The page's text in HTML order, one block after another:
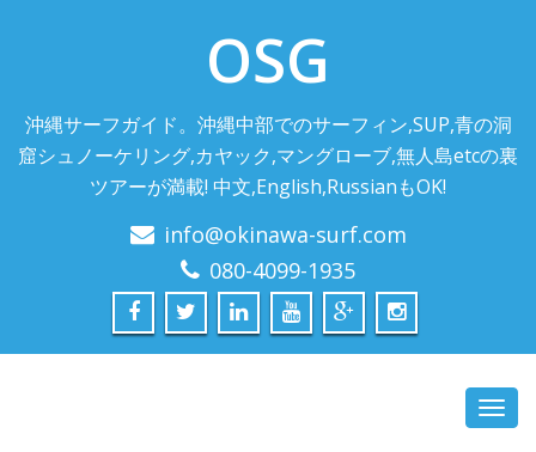
OSG
沖縄サーフガイド。沖縄中部でのサーフィン,SUP,青の洞
窟シュノーケリング,カヤック,マングローブ,無人島etcの裏
ツアーが満載! 中文,English,RussianもOK!
info@okinawa-surf.com
080-4099-1935